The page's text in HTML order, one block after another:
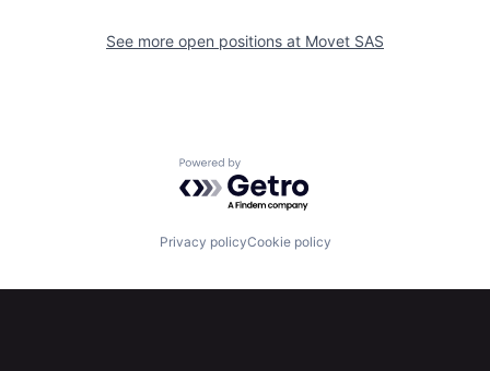
See more open positions at Movet SAS
Powered by Getro.com
Privacy policyCookie policy